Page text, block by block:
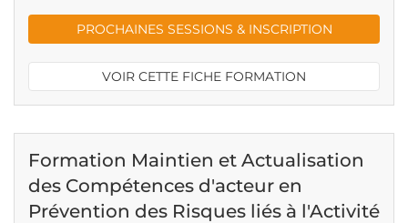
PROCHAINES SESSIONS & INSCRIPTION
VOIR CETTE FICHE FORMATION
Formation Maintien et Actualisation
des Compétences d'acteur en
Prévention des Risques liés à l'Activité